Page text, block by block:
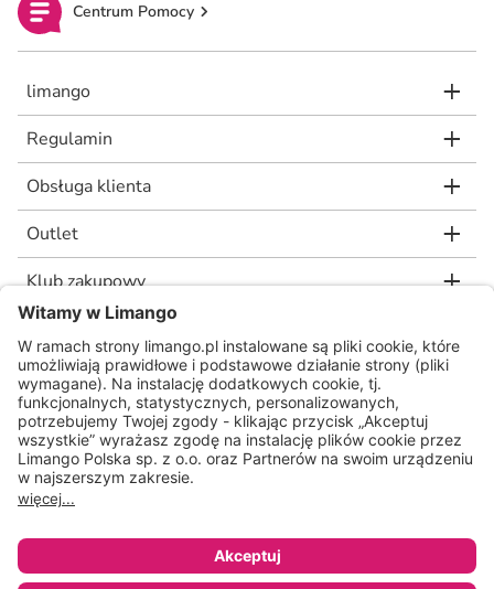
Centrum Pomocy
limango
Regulamin
Obsługa klienta
Outlet
Klub zakupowy
limango.de limango.nl